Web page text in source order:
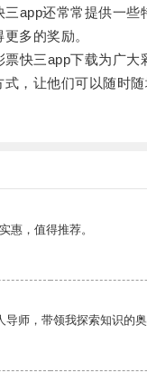
还常常提供一些
多的奖励。
快三app下载为广大
，让他们可以随时随
惠，值得推荐。
师，带领我探索知识的奥